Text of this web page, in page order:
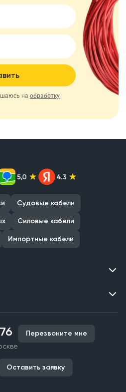
на обработку
Судовые кабели
Силовые кабели
Импортные кабели
продукции
Перезвоните мне
Оставить заявку